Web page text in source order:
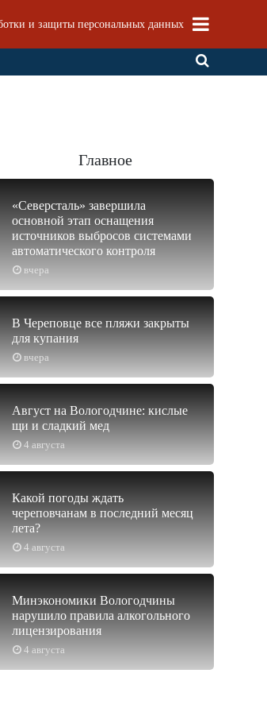
и защиты персональных данных
Главное
вчера
«Северсталь» завершила
основной этап оснащения
источников выбросов системами
автоматического контроля
вчера
В Череповце все пляжи закрыты
для купания
4 августа
Август на Вологодчине: кислые
щи и сладкий мед
4 августа
Какой погоды ждать
череповчанам в последний месяц
лета?
4 августа
Минэкономики Вологодчины
нарушило правила алкогольного
лицензирования